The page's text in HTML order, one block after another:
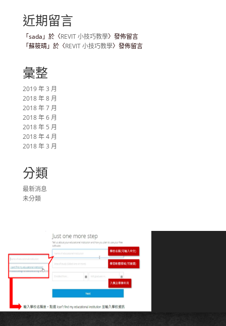
近期留言
「sada 」於〈REVIT 小技巧教學〉發佈留言
「蘇筱晴」於〈REVIT 小技巧教學〉發佈留言
彙整
2019 年 3 月
2018 年 8 月
2018 年 7 月
2018 年 6 月
2018 年 5 月
2018 年 4 月
2018 年 3 月
分類
最新消息
未分類